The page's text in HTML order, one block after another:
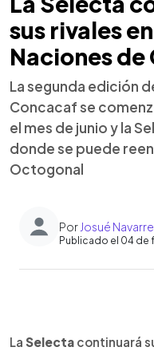
sus rivales
Naciones
La segunda edición
Concacaf se
el mes de junio y la
donde se puede
Octogonal
Por Josué
Publicado el 04 de
Escuchar
La Selecta continuará